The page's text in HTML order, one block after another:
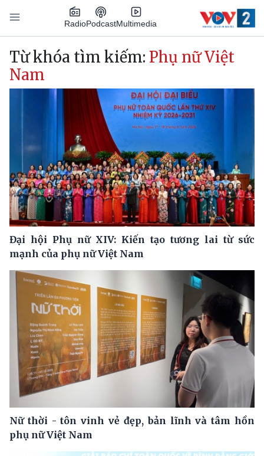
Nhảy đến nội dung
RadioPodcastMultimedia
Main navigation
Từ khóa tìm kiếm: Phụ nữ Việt
Nam
Đại hội Phụ nữ XIV: Kiến tạo tương lai từ sức
mạnh của phụ nữ Việt Nam
Nữ thời - tôn vinh vẻ đẹp, bản lĩnh và tâm hồn
phụ nữ Việt Nam